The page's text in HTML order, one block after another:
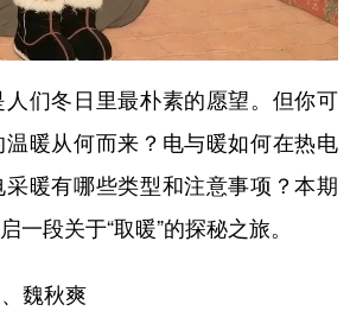
人居 信息化
村振兴 银龄 溯源中国
旅游 能源 会展
娱乐 时尚 悦读
带一路 亚太网 上市公司
冬日里最朴素的愿望。但你可
温暖从何而来？电与暖如何在热电
采暖有哪些类型和注意事项？本期
一段关于“取暖”的探秘之旅。
魏秋爽